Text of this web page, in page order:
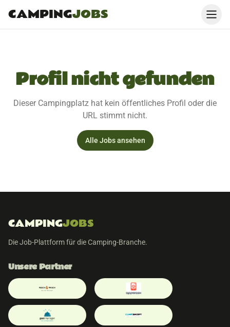
CAMPINGJOBS
Profil nicht gefunden
Dieser Campingplatz hat kein öffentliches Profil oder die
URL stimmt nicht.
Alle Jobs ansehen
CAMPINGJOBS
Die Job-Plattform für die Camping-Branche.
Unsere Partner